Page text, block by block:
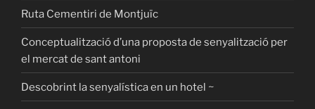
Ruta Cementiri de Montjuïc
Conceptualització d’una proposta de senyalització per
el mercat de sant antoni
Descobrint la senyalística en un hotel ~